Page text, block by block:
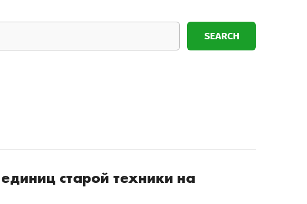
SEARCH
старой техники на